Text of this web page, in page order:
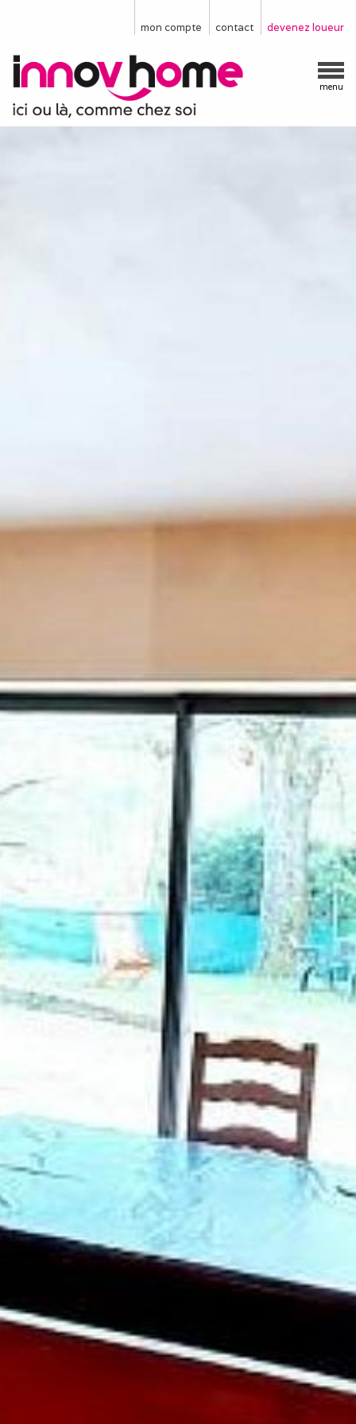
devenez loueur
contact
mon compte
menu